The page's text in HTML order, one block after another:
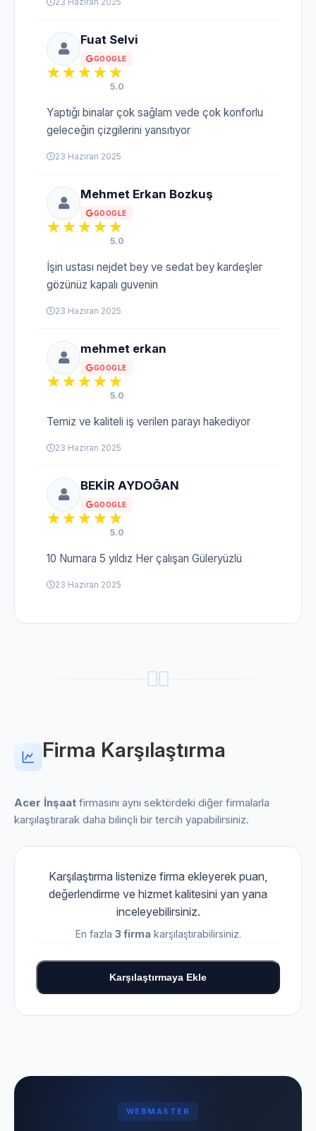
Fuat Selvi
GOOGLE
5.0
Yaptığı binalar çok sağlam vede çok konforlu
geleceğin çizgilerini yansıtıyor
23 Haziran 2025
Mehmet Erkan Bozkuş
GOOGLE
5.0
İşin ustası nejdet bey ve sedat bey kardeşler
gözünüz kapalı guvenin
23 Haziran 2025
mehmet erkan
GOOGLE
5.0
Temiz ve kaliteli iş verilen parayı hakediyor
23 Haziran 2025
BEKİR AYDOĞAN
GOOGLE
5.0
10 Numara 5 yıldız Her çalışan Güleryüzlü
23 Haziran 2025
Firma Karşılaştırma
Acer İnşaat firmasını aynı sektördeki diğer firmalarla
karşılaştırarak daha bilinçli bir tercih yapabilirsiniz.
Karşılaştırma listenize firma ekleyerek puan,
değerlendirme ve hizmet kalitesini yan yana
inceleyebilirsiniz.
En fazla 3 firma karşılaştırabilirsiniz.
Karşılaştırmaya Ekle
WEBMASTER